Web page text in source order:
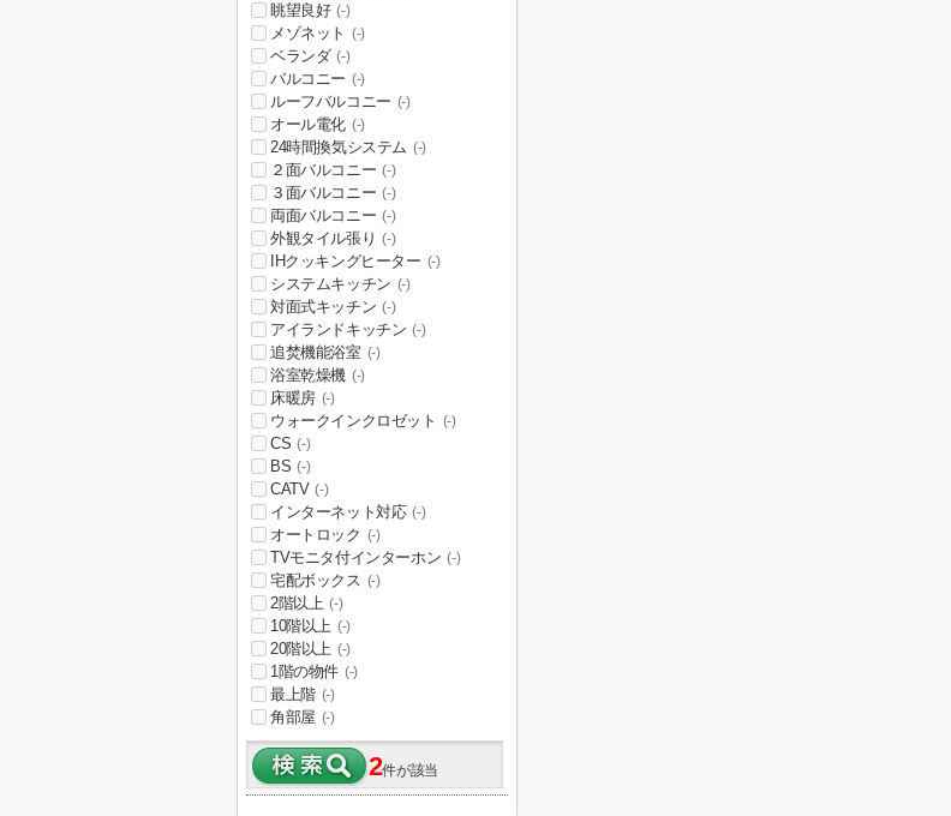
眺望良好 (-)
メゾネット (-)
ベランダ (-)
バルコニー (-)
ルーフバルコニー (-)
オール電化 (-)
24時間換気システム (-)
２面バルコニー (-)
３面バルコニー (-)
両面バルコニー (-)
外観タイル張り (-)
IHクッキングヒーター (-)
システムキッチン (-)
対面式キッチン (-)
アイランドキッチン (-)
追焚機能浴室 (-)
浴室乾燥機 (-)
床暖房 (-)
ウォークインクロゼット (-)
CS (-)
BS (-)
CATV (-)
インターネット対応 (-)
オートロック (-)
TVモニタ付インターホン (-)
宅配ボックス (-)
2階以上 (-)
10階以上 (-)
20階以上 (-)
1階の物件 (-)
最上階 (-)
角部屋 (-)
2件が該当